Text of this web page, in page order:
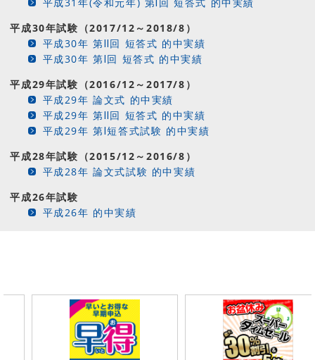
平成31年(令和元年) 第Ⅰ回 短答式 的中実績
平成30年試験（2017/12～2018/8）
平成30年 第Ⅱ回 短答式 的中実績
平成30年 第Ⅰ回 短答式 的中実績
平成29年試験（2016/12～2017/8）
平成29年 論文式 的中実績
平成29年 第Ⅱ回 短答式 的中実績
平成29年 第Ⅰ短答式試験 的中実績
平成28年試験（2015/12～2016/8）
平成28年 論文式試験 的中実績
平成26年試験
平成26年 的中実績